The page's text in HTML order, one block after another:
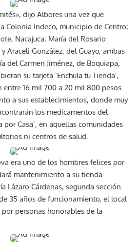
dijo Albores una vez que
Colonia Indeco, municipio de Centro;
Nacajuca; María del Rosario
Araceli González, del Guayo, ambas
del Carmen Jiménez, de Boquiapa,
su tarjeta ‘Enchula tu Tienda’,
entre 16 mil 700 a 20 mil 800 pesos
a sus establecimientos, donde muy
los medicamentos del
por Casa’, en aquellas comunidades
ni centros de salud.
era uno de los hombres felices por
mantenimiento a su tienda
Lázaro Cárdenas, segunda sección.
35 años de funcionamiento, el local
personas honorables de la